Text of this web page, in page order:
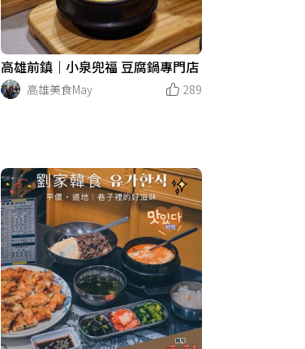
高雄前鎮｜小泉兜福 豆腐鍋專門店
高雄美食May
289